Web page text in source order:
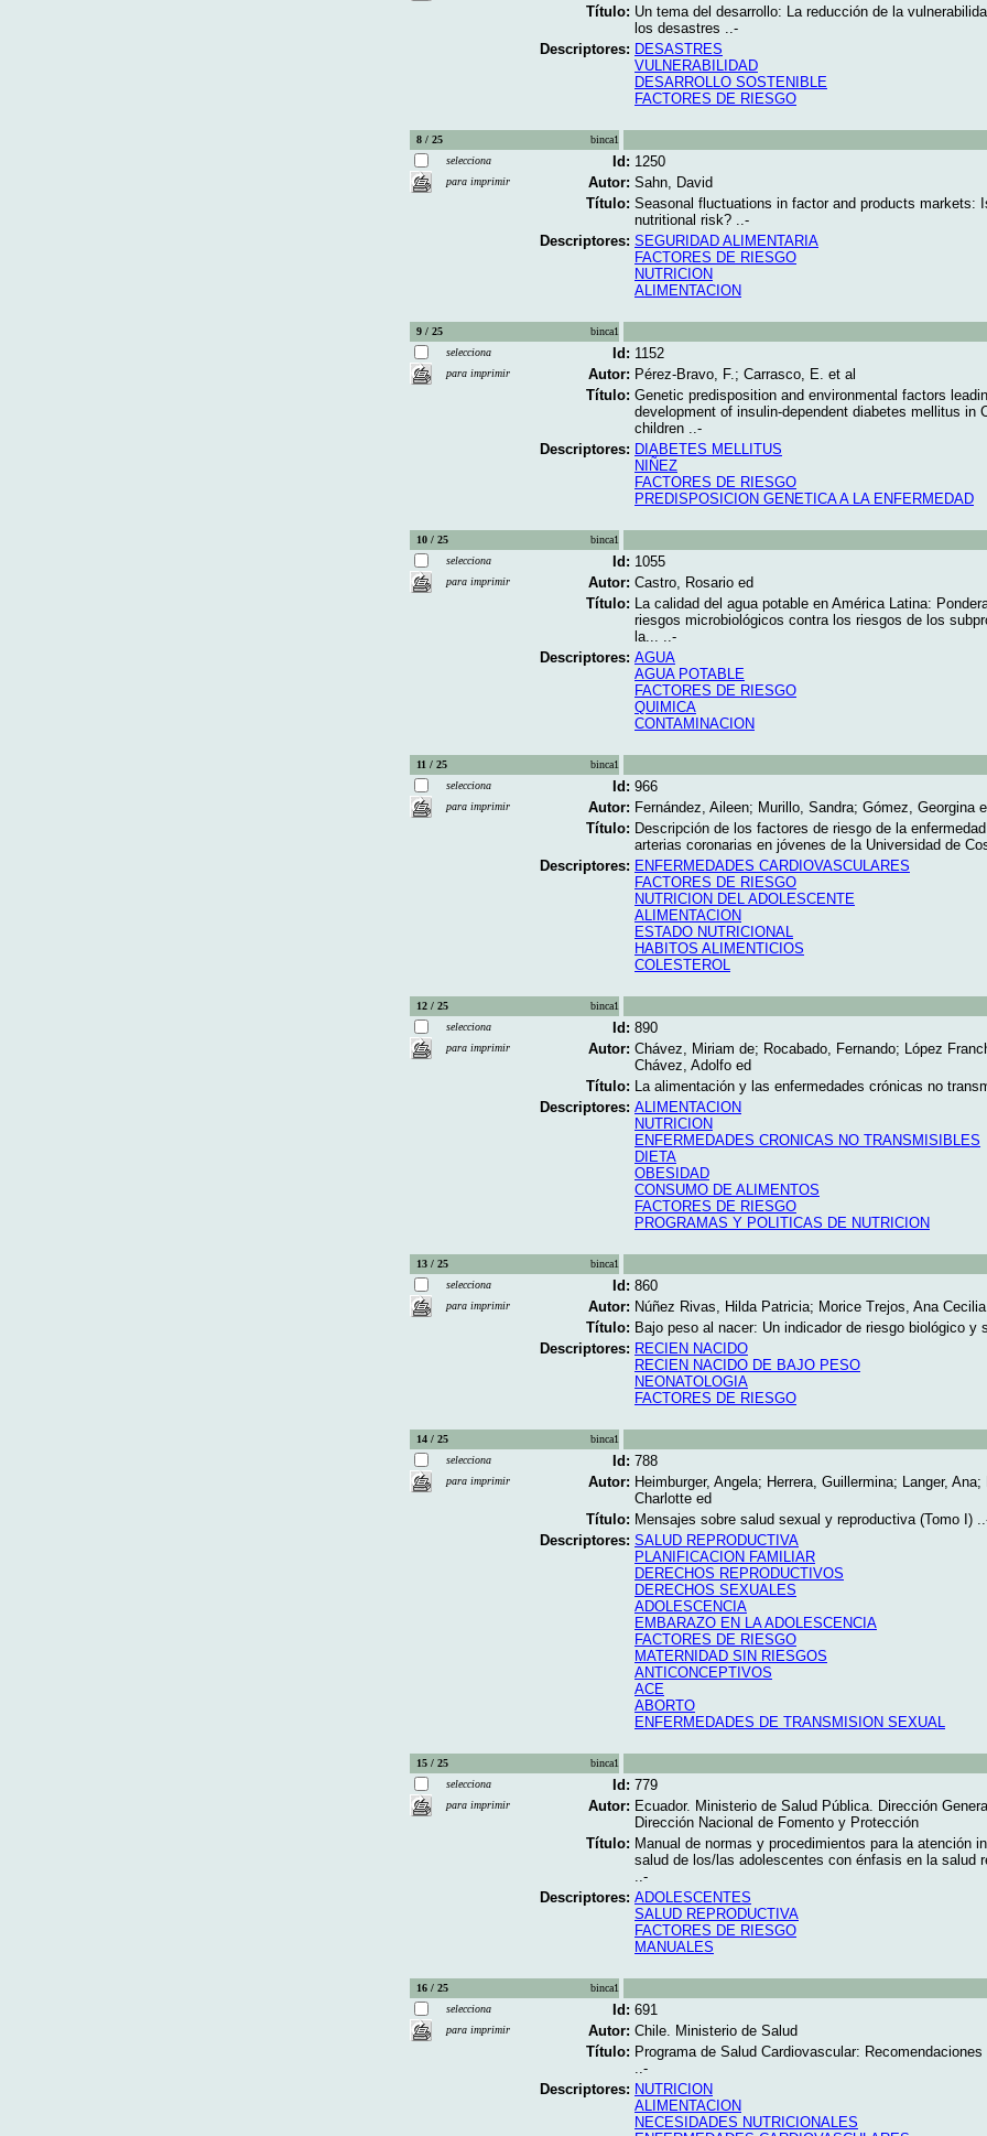
Título: Un tema del desarrollo: La reducción de la
los desastres ..-
Descriptores: DESASTRES
VULNERABILIDAD
DESARROLLO SOSTENIBLE
FACTORES DE RIESGO
8 / 25
binca1
selecciona
para imprimir
Id: 1250
Autor: Sahn, David
Título: Seasonal fluctuations in factor and products markets:
nutritional risk? ..-
Descriptores: SEGURIDAD ALIMENTARIA
FACTORES DE RIESGO
NUTRICION
ALIMENTACION
9 / 25
binca1
selecciona
para imprimir
Id: 1152
Autor: Pérez-Bravo, F.; Carrasco, E. et al
Título: Genetic predisposition and environmental factors
development of insulin-dependent diabetes mellitus in
children ..-
Descriptores: DIABETES MELLITUS
NIÑEZ
FACTORES DE RIESGO
PREDISPOSICION GENETICA A LA ENFERMEDAD
10 / 25
binca1
selecciona
para imprimir
Id: 1055
Autor: Castro, Rosario ed
Título: La calidad del agua potable en América Latina:
riesgos microbiológicos contra los riesgos de los
la... ..-
Descriptores: AGUA
AGUA POTABLE
FACTORES DE RIESGO
QUIMICA
CONTAMINACION
11 / 25
binca1
selecciona
para imprimir
Id: 966
Autor: Fernández, Aileen; Murillo, Sandra; Gómez, Georgina
Título: Descripción de los factores de riesgo de la
arterias coronarias en jóvenes de la Universidad de
Descriptores: ENFERMEDADES CARDIOVASCULARES
FACTORES DE RIESGO
NUTRICION DEL ADOLESCENTE
ALIMENTACION
ESTADO NUTRICIONAL
HABITOS ALIMENTICIOS
COLESTEROL
12 / 25
binca1
selecciona
para imprimir
Id: 890
Autor: Chávez, Miriam de; Rocabado, Fernando; López
Chávez, Adolfo ed
Título: La alimentación y las enfermedades crónicas no
Descriptores: ALIMENTACION
NUTRICION
ENFERMEDADES CRONICAS NO TRANSMISIBLES
DIETA
OBESIDAD
CONSUMO DE ALIMENTOS
FACTORES DE RIESGO
PROGRAMAS Y POLITICAS DE NUTRICION
13 / 25
binca1
selecciona
para imprimir
Id: 860
Autor: Núñez Rivas, Hilda Patricia; Morice Trejos, Ana Cecilia
Título: Bajo peso al nacer: Un indicador de riesgo biológico y
Descriptores: RECIEN NACIDO
RECIEN NACIDO DE BAJO PESO
NEONATOLOGIA
FACTORES DE RIESGO
14 / 25
binca1
selecciona
para imprimir
Id: 788
Autor: Heimburger, Angela; Herrera, Guillermina; Langer, Ana;
Charlotte ed
Título: Mensajes sobre salud sexual y reproductiva (Tomo I)
Descriptores: SALUD REPRODUCTIVA
PLANIFICACION FAMILIAR
DERECHOS REPRODUCTIVOS
DERECHOS SEXUALES
ADOLESCENCIA
EMBARAZO EN LA ADOLESCENCIA
FACTORES DE RIESGO
MATERNIDAD SIN RIESGOS
ANTICONCEPTIVOS
ACE
ABORTO
ENFERMEDADES DE TRANSMISION SEXUAL
15 / 25
binca1
selecciona
para imprimir
Id: 779
Autor: Ecuador. Ministerio de Salud Pública. Dirección
Dirección Nacional de Fomento y Protección
Título: Manual de normas y procedimientos para la atención
salud de los/las adolescentes con énfasis en la salud
..-
Descriptores: ADOLESCENTES
SALUD REPRODUCTIVA
FACTORES DE RIESGO
MANUALES
16 / 25
binca1
selecciona
para imprimir
Id: 691
Autor: Chile. Ministerio de Salud
Título: Programa de Salud Cardiovascular:
..-
Descriptores: NUTRICION
ALIMENTACION
NECESIDADES NUTRICIONALES